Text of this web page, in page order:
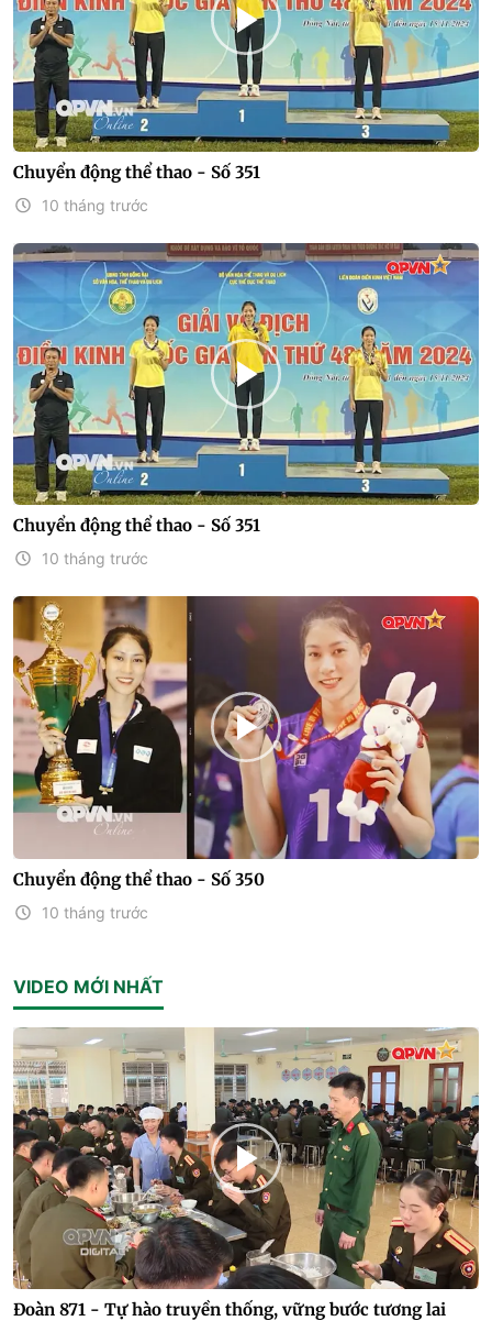
Chuyển động thể thao - Số 351
10 tháng trước
Chuyển động thể thao - Số 351
10 tháng trước
Chuyển động thể thao - Số 350
10 tháng trước
VIDEO MỚI NHẤT
Đoàn 871 - Tự hào truyền thống, vững bước tương lai